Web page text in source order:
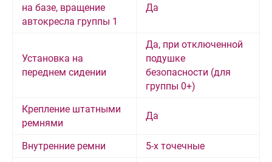
на базе, вращение
автокресла группы 1
Да
Установка на
переднем сидении
Да, при отключенной
подушке
безопасности (для
группы 0+)
Крепление штатными
ремнями
Да
Внутренние ремни 5-х точечные